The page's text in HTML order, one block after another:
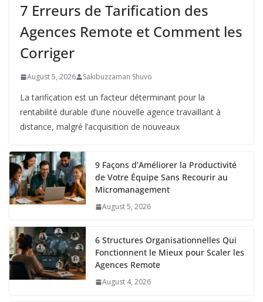
7 Erreurs de Tarification des
Agences Remote et Comment les
Corriger
August 5, 2026 Sakibuzzaman Shuvo
La tarification est un facteur déterminant pour la
rentabilité durable d’une nouvelle agence travaillant à
distance, malgré l’acquisition de nouveaux
9 Façons d’Améliorer la Productivité
de Votre Équipe Sans Recourir au
Micromanagement
August 5, 2026
6 Structures Organisationnelles Qui
Fonctionnent le Mieux pour Scaler les
Agences Remote
August 4, 2026